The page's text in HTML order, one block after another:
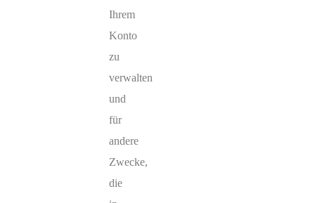
Ihrem
Konto
zu
verwalten
und
für
andere
Zwecke,
die